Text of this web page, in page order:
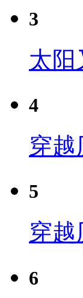
3
太阳
4
穿
5
穿
6